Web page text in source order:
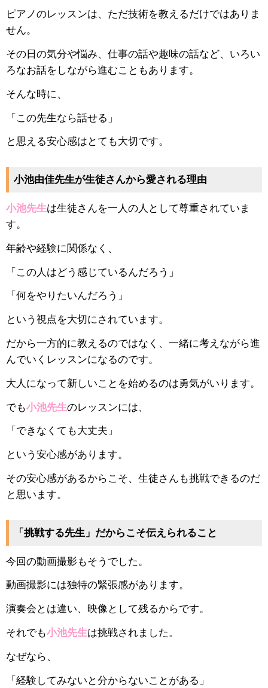
ピアノのレッスンは、ただ技術を教えるだけではありま
せん。
その日の気分や悩み、仕事の話や趣味の話など、いろい
ろなお話をしながら進むこともあります。
そんな時に、
「この先生なら話せる」
と思える安心感はとても大切です。
小池由佳先生が生徒さんから愛される理由
小池先生は生徒さんを一人の人として尊重されていま
す。
年齢や経験に関係なく、
「この人はどう感じているんだろう」
「何をやりたいんだろう」
という視点を大切にされています。
だから一方的に教えるのではなく、一緒に考えながら進
んでいくレッスンになるのです。
大人になって新しいことを始めるのは勇気がいります。
でも小池先生のレッスンには、
「できなくても大丈夫」
という安心感があります。
その安心感があるからこそ、生徒さんも挑戦できるのだ
と思います。
「挑戦する先生」だからこそ伝えられること
今回の動画撮影もそうでした。
動画撮影には独特の緊張感があります。
演奏会とは違い、映像として残るからです。
それでも小池先生は挑戦されました。
なぜなら、
「経験してみないと分からないことがある」